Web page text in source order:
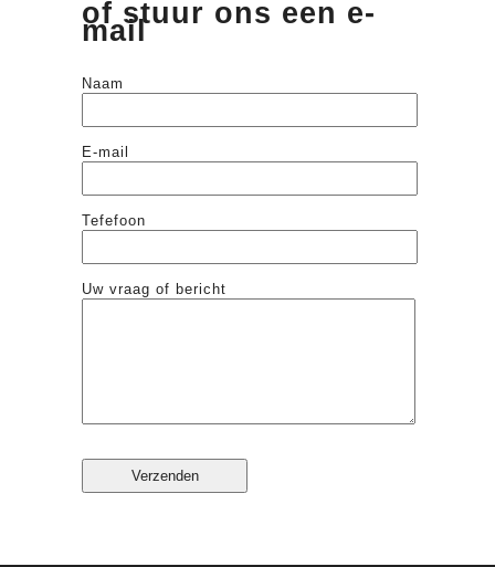
of stuur ons een e-
mail
Naam
E-mail
Tefefoon
Uw vraag of bericht